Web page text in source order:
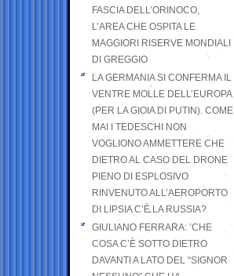
FASCIA DELL’ORINOCO,
L’AREA CHE OSPITA LE
MAGGIORI RISERVE MONDIALI
DI GREGGIO
LA GERMANIA SI CONFERMA IL
VENTRE MOLLE DELL’EUROPA
(PER LA GIOIA DI PUTIN). COME
MAI I TEDESCHI NON
VOGLIONO AMMETTERE CHE
DIETRO AL CASO DEL DRONE
PIENO DI ESPLOSIVO
RINVENUTO ALL’AEROPORTO
DI LIPSIA C’È LA RUSSIA?
GIULIANO FERRARA: ’CHE
COSA C’È SOTTO DIETRO
DAVANTI A LATO DEL “SIGNOR